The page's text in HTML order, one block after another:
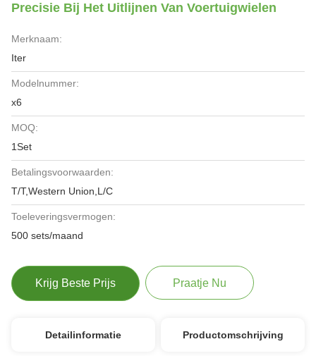
Precisie Bij Het Uitlijnen Van Voertuigwielen
Merknaam:
Iter
Modelnummer:
x6
MOQ:
1Set
Betalingsvoorwaarden:
T/T,Western Union,L/C
Toeleveringsvermogen:
500 sets/maand
Krijg Beste Prijs Praatje Nu
Detailinformatie Productomschrijving